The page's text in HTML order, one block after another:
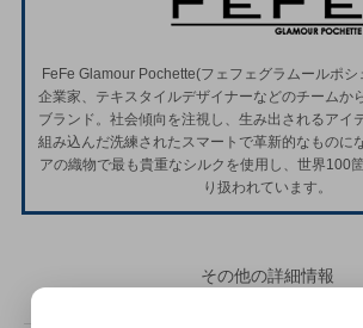
FeFe Glamour Pochette(フェフェグラムールポシ
企業家、テキスタイルデザイナーなどのチームか
ブランド。社会傾向を注視し、生み出されるアイ
組み込んだ洗練されたスマートで革新的なものに
アの織物で最も貴重なシルクを使用し、世界100
り扱われています。
その他の詳細情報